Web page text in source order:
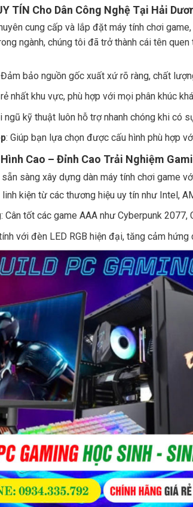
TÍN Cho Dân Công Nghệ Tại Hải
cung cấp và lắp đặt máy tính chơi
ngành, chúng tôi đã trở thành cái tên
bảo nguồn gốc xuất xứ rõ ràng, chất
nhất khu vực, phù hợp với mọi phân khúc
ngũ kỹ thuật luôn hỗ trợ nhanh chóng khi có
: Giúp bạn lựa chọn được cấu hình phù hợp
Cao – Đỉnh Cao Trải Nghiệm
sàng xây dựng dàn máy tính chơi game
kiện từ các thương hiệu uy tín như Intel,
: Cân tốt các game AAA như Cyberpunk 2077,
với đèn LED RGB hiện đại, tăng cảm hứng